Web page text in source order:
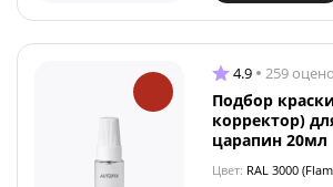
4.9 259
Подбор
корректор)
царапин 20мл
Цвет: RAL 3000